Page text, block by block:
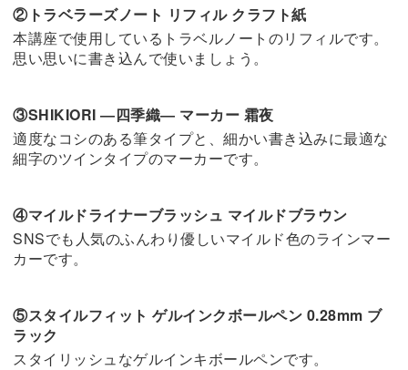
②トラベラーズノート リフィル クラフト紙
本講座で使用しているトラベルノートのリフィルです。
思い思いに書き込んで使いましょう。
③SHIKIORI ―四季織― マーカー 霜夜
適度なコシのある筆タイプと、細かい書き込みに最適な
細字のツインタイプのマーカーです。
④マイルドライナーブラッシュ マイルドブラウン
SNSでも人気のふんわり優しいマイルド色のラインマー
カーです。
⑤スタイルフィット ゲルインクボールペン 0.28mm ブ
ラック
スタイリッシュなゲルインキボールペンです。